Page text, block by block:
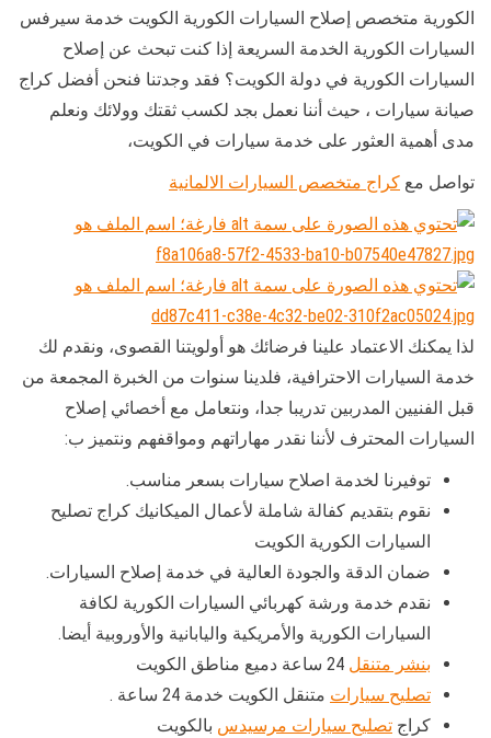
الكورية متخصص إصلاح السيارات الكورية الكويت خدمة سيرفس
السيارات الكورية الخدمة السريعة إذا كنت تبحث عن إصلاح
السيارات الكورية في دولة الكويت؟ فقد وجدتنا فنحن أفضل كراج
صيانة سيارات ، حيث أننا نعمل بجد لكسب ثقتك وولائك ونعلم
مدى أهمية العثور على خدمة سيارات في الكويت،
تواصل مع كراج متخصص السيارات الالمانية
لذا يمكنك الاعتماد علينا فرضائك هو أولويتنا القصوى، ونقدم لك
خدمة السيارات الاحترافية، فلدينا سنوات من الخبرة المجمعة من
قبل الفنيين المدربين تدريبا جدا، ونتعامل مع أخصائي إصلاح
السيارات المحترف لأننا نقدر مهاراتهم ومواقفهم ونتميز ب:
توفيرنا لخدمة اصلاح سيارات بسعر مناسب.
نقوم بتقديم كفالة شاملة لأعمال الميكانيك كراج تصليح
السيارات الكورية الكويت
ضمان الدقة والجودة العالية في خدمة إصلاح السيارات.
نقدم خدمة ورشة كهربائي السيارات الكورية لكافة
السيارات الكورية والأمريكية واليابانية والأوروبية أيضا.
بنشر متنقل
تصليح سيارات متنقل الكويت خدمة 24 ساعة .
كراج تصليح سيارات مرسيدس بالكويت